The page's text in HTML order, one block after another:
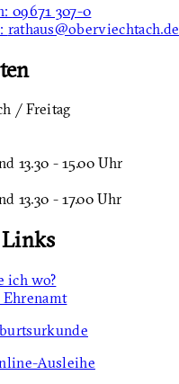
09671 307-0
rathaus@oberviechtach.de
/ Freitag
13.30 - 15.00 Uhr
13.30 - 17.00 Uhr
ich wo?
Ausleihe